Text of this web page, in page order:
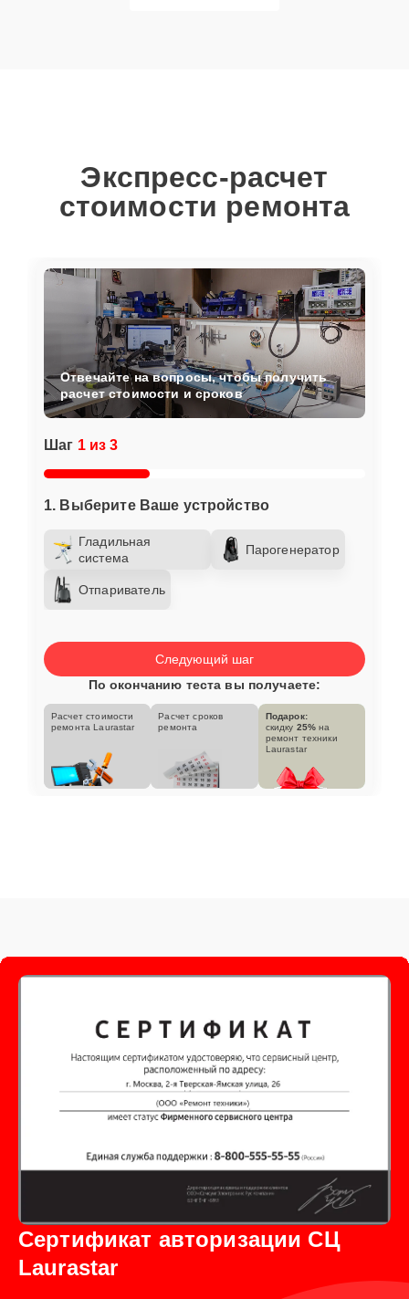
Экспресс-расчет
стоимости ремонта
Шаг 1 из 3
1. Выберите Ваше устройство
Гладильная
система
Парогенератор
Отпариватель
Отвечайте на вопросы, чтобы получить
расчет стоимости и сроков
Следующий шаг
По окончанию теста вы получаете:
Расчет стоимости
ремонта Laurastar
Расчет сроков
ремонта
Подарок:
скидку 25% на
ремонт техники
Laurastar
Сертификат авторизации СЦ
Laurastar